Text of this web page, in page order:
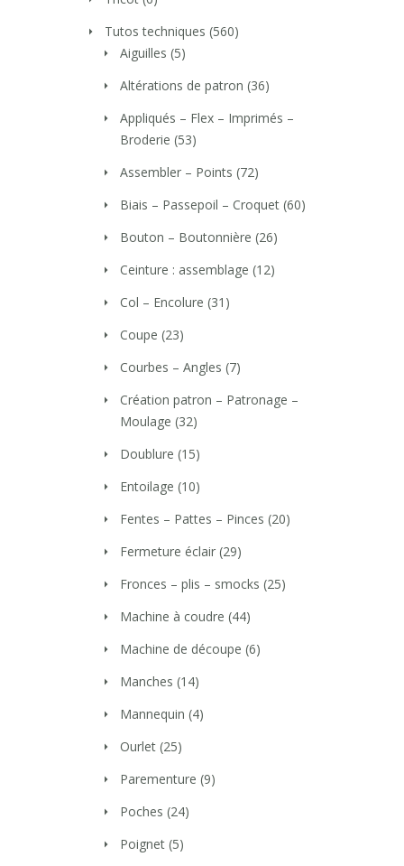
Tutos techniques (560)
Aiguilles (5)
Altérations de patron (36)
Appliqués – Flex – Imprimés –
Broderie (53)
Assembler – Points (72)
Biais – Passepoil – Croquet (60)
Bouton – Boutonnière (26)
Ceinture : assemblage (12)
Col – Encolure (31)
Coupe (23)
Courbes – Angles (7)
Création patron – Patronage –
Moulage (32)
Doublure (15)
Entoilage (10)
Fentes – Pattes – Pinces (20)
Fermeture éclair (29)
Fronces – plis – smocks (25)
Machine à coudre (44)
Machine de découpe (6)
Manches (14)
Mannequin (4)
Ourlet (25)
Parementure (9)
Poches (24)
Poignet (5)